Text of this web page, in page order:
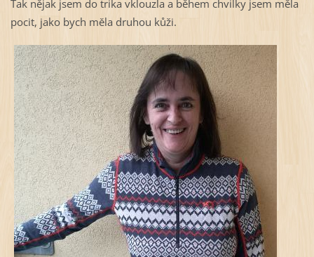
Tak nějak jsem do trika vklouzla a během chvilky jsem měla
pocit, jako bych měla druhou kůži.